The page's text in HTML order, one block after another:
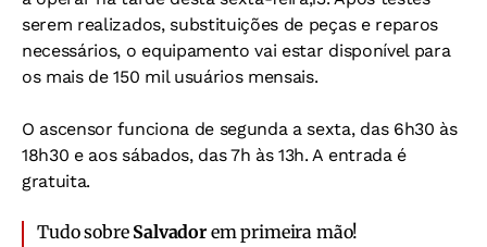
serem realizados, substituições de peças e reparos
necessários, o equipamento vai estar disponível para
os mais de 150 mil usuários mensais.
O ascensor funciona de segunda a sexta, das 6h30 às
18h30 e aos sábados, das 7h às 13h. A entrada é
gratuita.
Tudo sobre Salvadorem primeira mão!